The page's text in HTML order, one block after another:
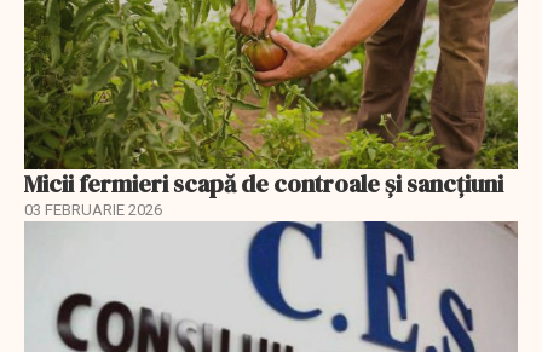
Micii fermieri scapă de controale și sancțiuni
03 FEBRUARIE 2026